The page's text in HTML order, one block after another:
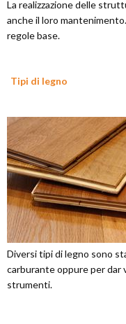
La realizzazione delle
anche il loro
regole base.
Tipi di legno
Diversi tipi di legno sono
carburante oppure per dar
strumenti.